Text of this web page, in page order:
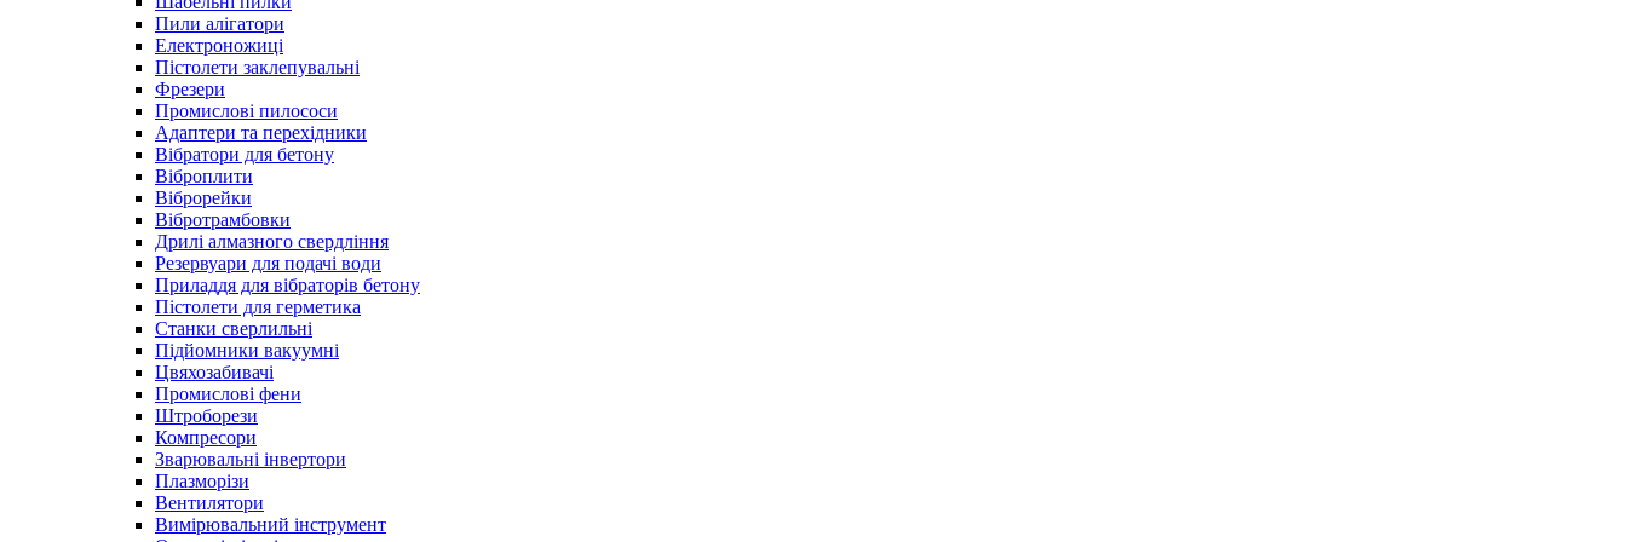
Пили алігатори
Електроножиці
Пістолети заклепувальні
Фрезери
Промислові пилососи
Адаптери та перехідники
Вібратори для бетону
Віброплити
Віброрейки
Вібротрамбовки
Дрилі алмазного свердління
Резервуари для подачі води
Приладдя для вібраторів бетону
Пістолети для герметика
Станки сверлильні
Підйомники вакуумні
Цвяхозабивачі
Промислові фени
Штроборези
Компресори
Зварювальні інвертори
Плазморізи
Вентилятори
Вимірювальний інструмент